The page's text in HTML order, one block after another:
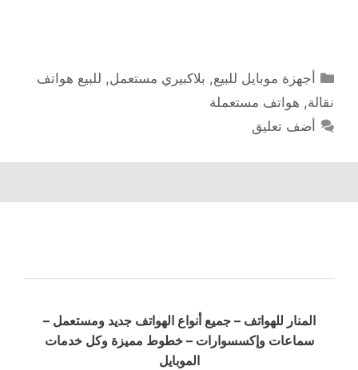
التصنيفات
أجهزة موبايل للبيع, بلاكبيري مستعمل, للبيع هواتف
نقالة, هواتف مستعملة
أضف تعليق
المنار للهواتف – جميع أنواع الهواتف جديد ومستعمل –
سماعات وإكسسوارات – خطوط مميزة وكل خدمات
الموبايل